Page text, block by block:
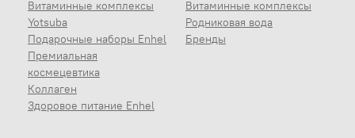
Витаминные комплексы
Yotsuba
Подарочные наборы Enhel
Премиальная
космецевтика
Коллаген
Здоровое питание Enhel
Витаминные комплексы
Родниковая вода
Бренды